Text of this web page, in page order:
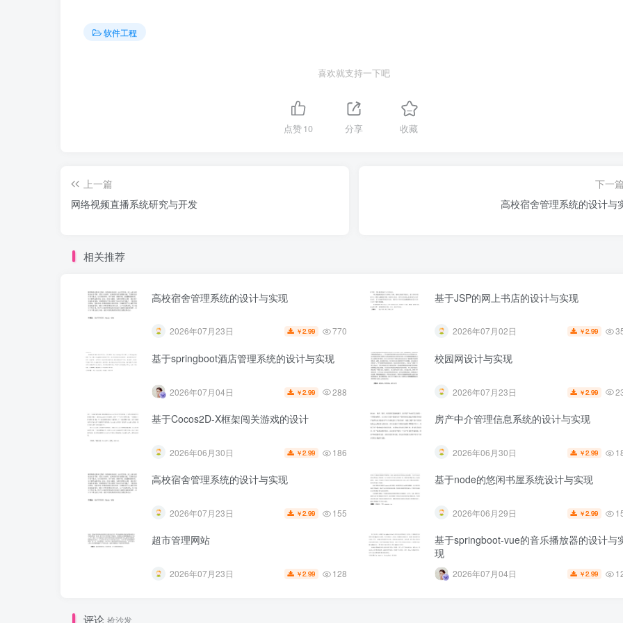
软件工程
喜欢就支持一下吧
点赞10 分享 收藏
上一篇
网络视频直播系统研究与开发
下一
高校宿舍管理系统的设计与
相关推荐
高校宿舍管理系统的设计与实现
2026年07月23日 ￥2.99 770
基于JSP的网上书店的设计与实现
2026年07月02日 ￥2.99
基于springboot酒店管理系统的设计与实现
2026年07月04日 ￥2.99 288
校园网设计与实现
2026年07月23日 ￥2.99
基于Cocos2D-X框架闯关游戏的设计
2026年06月30日 ￥2.99 186
房产中介管理信息系统的设计与实现
2026年06月30日 ￥2.99
高校宿舍管理系统的设计与实现
2026年07月23日 ￥2.99 155
基于node的悠闲书屋系统设计与实现
2026年06月29日 ￥2.99
超市管理网站
2026年07月23日 ￥2.99 128
基于springboot-vue的音乐播放器的设计与
现
2026年07月04日 ￥2.99
评论 抢沙发